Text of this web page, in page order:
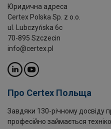
Юридична адреса
Certex Polska Sp. z o.o.
ul. Lubczyńska 6c
70-895 Szczecin
info@certex.pl
Про Certex Польща
Завдяки 130-річному досвіду
професійно займається